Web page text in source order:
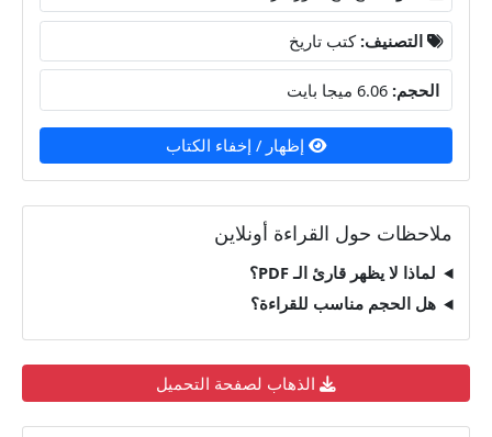
التصنيف: كتب تاريخ
الحجم:
إظهار / إخفاء الكتاب
ملاحظات حول القراءة أونلاين
لماذا لا يظهر قارئ الـ PDF؟
هل الحجم مناسب للقراءة؟
الذهاب لصفحة التحميل